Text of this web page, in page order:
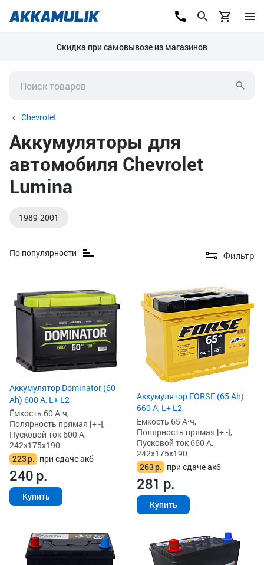
Скидка при самовывозе из магазинов
Chevrolet
Аккумуляторы для
автомобиля Chevrolet
Lumina
1989-2001
По популярности Фильтр
Аккумулятор Dominator (60
Ah) 600 А, L+ L2
Ёмкость 60 А·ч,
Полярность прямая [+ -],
Пусковой ток 600 А,
242x175x190
223р. при сдаче акб
240р.
Купить
Аккумулятор FORSE (65 Ah)
660 А, L+ L2
Ёмкость 65 А·ч,
Полярность прямая [+ -],
Пусковой ток 660 А,
242x175x190
263р. при сдаче акб
281 р.
Купить